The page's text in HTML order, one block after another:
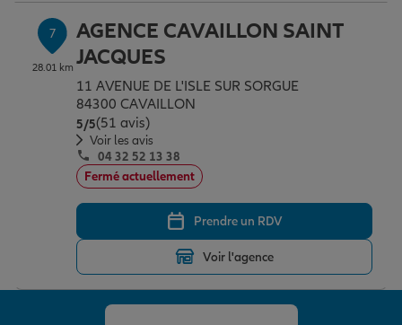
7
28.01 km
AGENCE CAVAILLON SAINT
JACQUES
11 AVENUE DE L'ISLE SUR SORGUE
84300 CAVAILLON
5/5Note de 5 sur 5
(51 avis)
Voir les avis
04 32 52 13 38
Fermé actuellement
Prendre un RDV
Voir l'agence